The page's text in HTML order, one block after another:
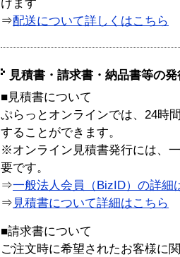
けます
⇒配送について詳しくはこちら
見積書・請求書・納品書等の
■見積書について
ぷらっとオンラインでは、24時
することができます。
※オンライン見積書発行には、
要です。
⇒一般法人会員（BizID）の詳細
⇒ 見積書について詳細はこちら
■請求書について
ご注文時に希望されたお客様に